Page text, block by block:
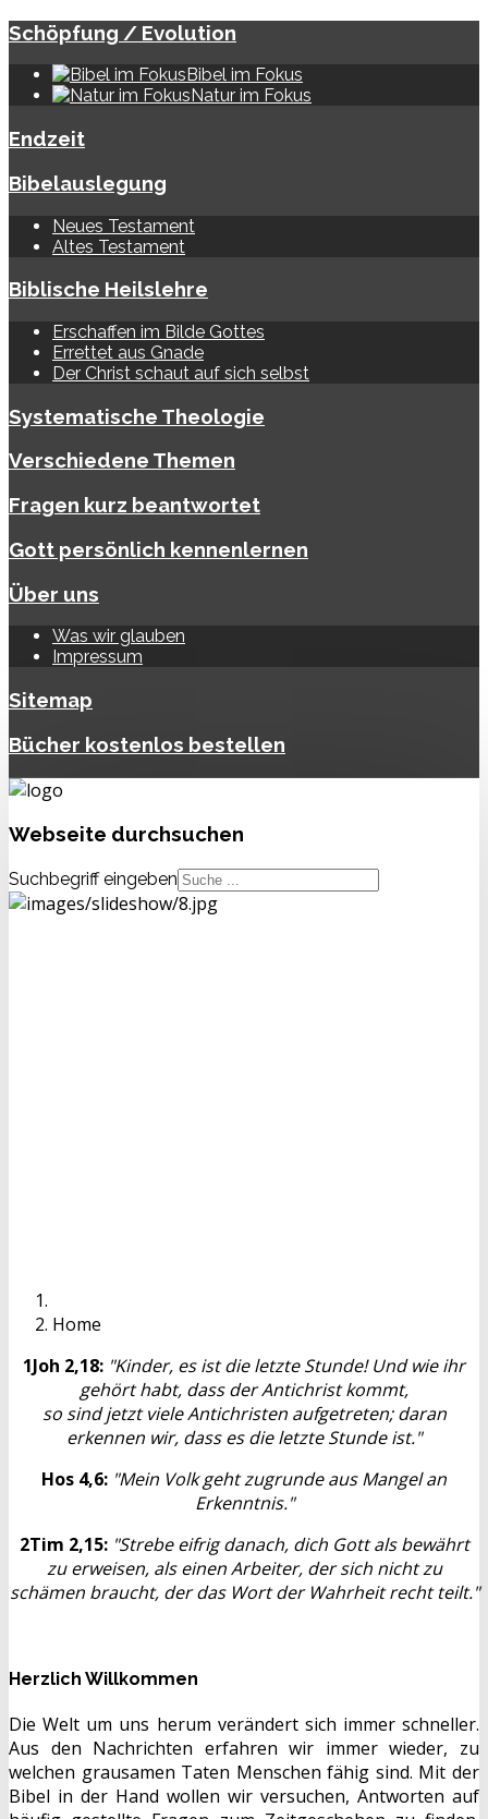
Schöpfung / Evolution
Bibel im Fokus
Natur im Fokus
Endzeit
Bibelauslegung
Neues Testament
Altes Testament
Biblische Heilslehre
Erschaffen im Bilde Gottes
Errettet aus Gnade
Der Christ schaut auf sich selbst
Systematische Theologie
Verschiedene Themen
Fragen kurz beantwortet
Gott persönlich kennenlernen
Über uns
Was wir glauben
Impressum
Sitemap
Bücher kostenlos bestellen
Webseite durchsuchen
Suchbegriff eingeben
Home
1Joh 2,18: "Kinder, es ist die letzte Stunde! Und wie ihr
gehört habt, dass der Antichrist kommt,
so sind jetzt viele Antichristen aufgetreten; daran
erkennen wir, dass es die letzte Stunde ist."
Hos 4,6: "Mein Volk geht zugrunde aus Mangel an
Erkenntnis."
2Tim 2,15: "Strebe eifrig danach, dich Gott als bewährt
zu erweisen, als einen Arbeiter, der sich nicht zu
schämen braucht, der das Wort der Wahrheit recht teilt."
Herzlich Willkommen
Die Welt um uns herum verändert sich immer schneller.
Aus den Nachrichten erfahren wir immer wieder, zu
welchen grausamen Taten Menschen fähig sind. Mit der
Bibel in der Hand wollen wir versuchen, Antworten auf